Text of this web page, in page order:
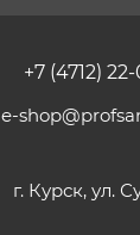
+7 (4712)
e-
г. Курск, ул.